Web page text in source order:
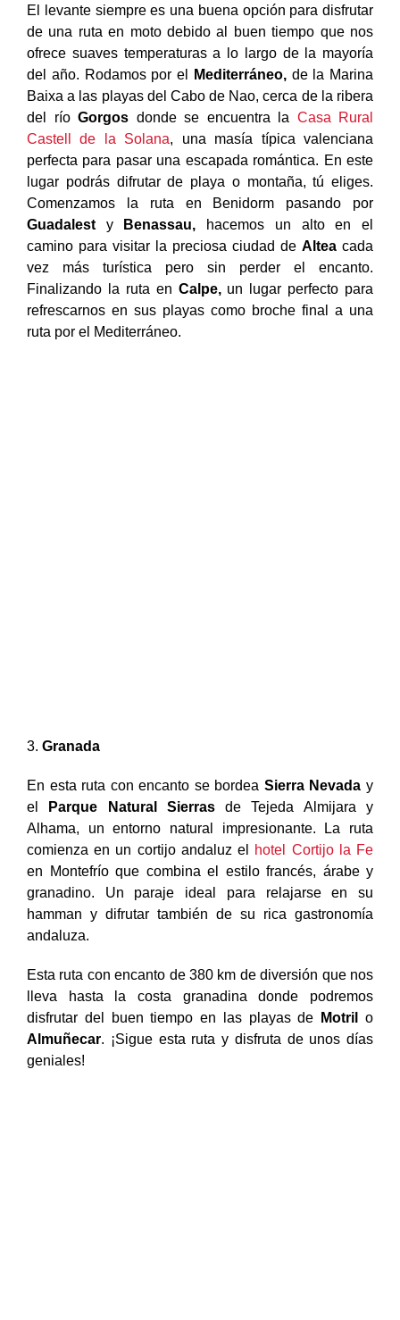
El levante siempre es una buena opción para disfrutar
de una ruta en moto debido al buen tiempo que nos
ofrece suaves temperaturas a lo largo de la mayoría
del año. Rodamos por el
Mediterráneo,de la Marina
Baixa a las playas del Cabo de Nao, cerca de la ribera
del río Gorgos donde se encuentra la Casa Rural
Castell de la Solana, una masía típica valenciana
perfecta para pasar una escapada romántica. En este
lugar podrás difrutar de playa o montaña, tú eliges.
Comenzamos la ruta en Benidorm pasando por
Guadalest yBenassau,
hacemos un alto en el
camino para visitar la preciosa ciudad de Altea cada
vez más turística pero sin perder el encanto.
Finalizando la ruta en Calpe, un lugar perfecto para
refrescarnos en sus playas como broche final a una
ruta por el Mediterráneo.
3. Granada
En esta ruta con encanto se bordea Sierra Nevada y
el
Parque Natural Sierrasde Tejeda Almijara y
Alhama, un entorno natural impresionante. La ruta
comienza en un cortijo andaluz el hotel Cortijo la Fe
en Montefrío que combina el estilo francés, árabe y
granadino. Un paraje ideal para relajarse en su
hamman y difrutar también de su rica gastronomía
andaluza.
Esta ruta con encanto de 380 km de diversión que nos
lleva hasta la costa granadina donde podremos
disfrutar del buen tiempo en las playas de
Motril
o
Almuñecar. ¡Sigue esta ruta y disfruta de unos días
geniales!